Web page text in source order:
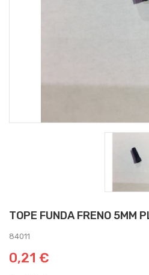
TOPE FUNDA FRENO 5MM
84011
0,21 €